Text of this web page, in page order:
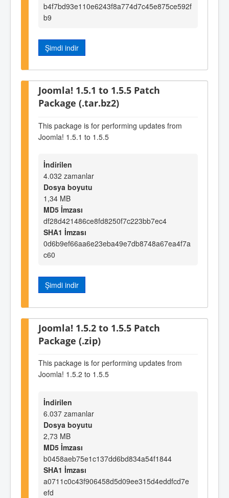
b4f7bd93e110e6243f8a774d7c45e875ce592f
b9
Şimdi indir
Joomla! 1.5.1 to 1.5.5 Patch
Package (.tar.bz2)
This package is for performing updates from
Joomla! 1.5.1 to 1.5.5
İndirilen
4.032 zamanlar
Dosya boyutu
1,34 MB
MD5 İmzası
df28d421486ce8fd8250f7c223bb7ec4
SHA1 İmzası
0d6b9ef66aa6e23eba49e7db8748a67ea4f7a
c60
Şimdi indir
Joomla! 1.5.2 to 1.5.5 Patch
Package (.zip)
This package is for performing updates from
Joomla! 1.5.2 to 1.5.5
İndirilen
6.037 zamanlar
Dosya boyutu
2,73 MB
MD5 İmzası
b0458aeb75e1c137dd6bd834a54f1844
SHA1 İmzası
a0711c0c43f906458d5d09ee315d4eddfcd7e
efd